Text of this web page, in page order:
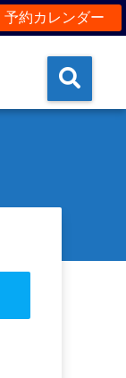
予約カレンダー